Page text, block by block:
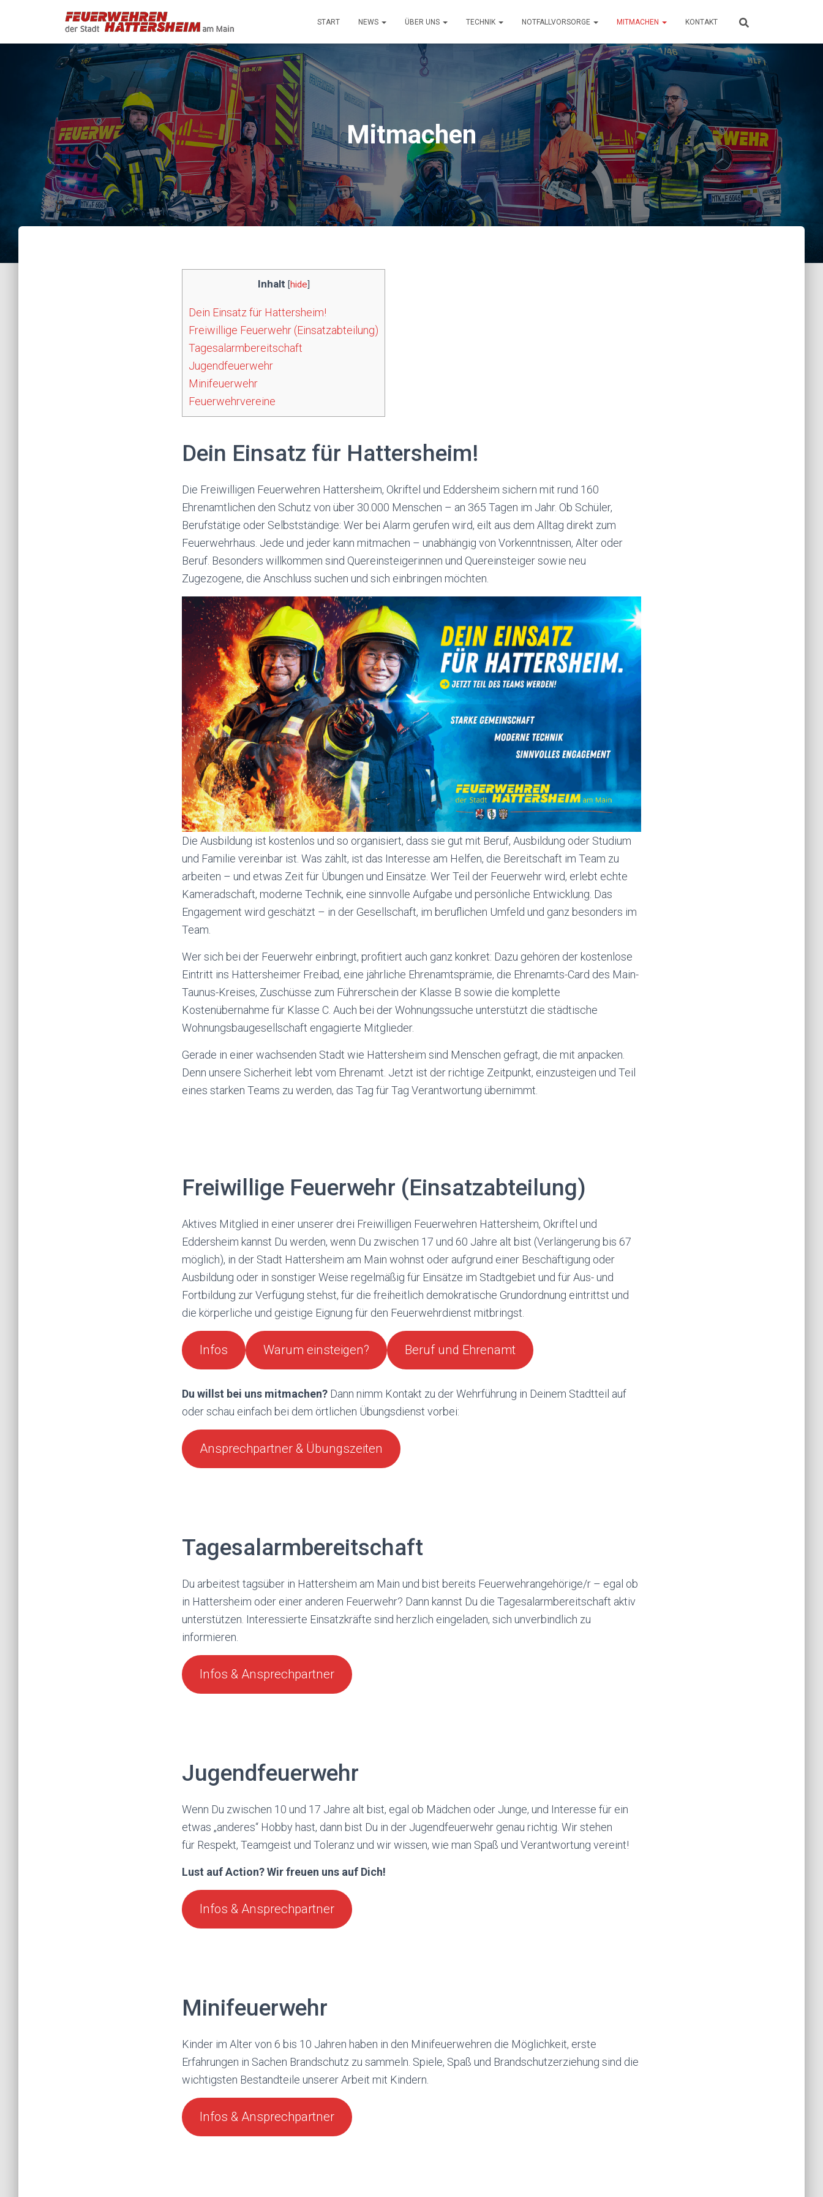
START NEWS ÜBER UNS TECHNIK NOTFALLVORSORGE MITMACHEN KONTAKT
Mitmachen
Inhalt [hide]
Dein Einsatz für Hattersheim!
Freiwillige Feuerwehr (Einsatzabteilung)
Tagesalarmbereitschaft
Jugendfeuerwehr
Minifeuerwehr
Feuerwehrvereine
Dein Einsatz für Hattersheim!
Die Freiwilligen Feuerwehren Hattersheim, Okriftel und Eddersheim sichern mit rund 160
Ehrenamtlichen den Schutz von über 30.000 Menschen – an 365 Tagen im Jahr. Ob Schüler,
Berufstätige oder Selbstständige: Wer bei Alarm gerufen wird, eilt aus dem Alltag direkt zum
Feuerwehrhaus. Jede und jeder kann mitmachen – unabhängig von Vorkenntnissen, Alter oder
Beruf. Besonders willkommen sind Quereinsteigerinnen und Quereinsteiger sowie neu
Zugezogene, die Anschluss suchen und sich einbringen möchten.
Die Ausbildung ist kostenlos und so organisiert, dass sie gut mit Beruf, Ausbildung oder Studium
und Familie vereinbar ist. Was zählt, ist das Interesse am Helfen, die Bereitschaft im Team zu
arbeiten – und etwas Zeit für Übungen und Einsätze. Wer Teil der Feuerwehr wird, erlebt echte
Kameradschaft, moderne Technik, eine sinnvolle Aufgabe und persönliche Entwicklung. Das
Engagement wird geschätzt – in der Gesellschaft, im beruflichen Umfeld und ganz besonders im
Team.
Wer sich bei der Feuerwehr einbringt, profitiert auch ganz konkret: Dazu gehören der kostenlose
Eintritt ins Hattersheimer Freibad, eine jährliche Ehrenamtsprämie, die Ehrenamts-Card des Main-
Taunus-Kreises, Zuschüsse zum Führerschein der Klasse B sowie die komplette
Kostenübernahme für Klasse C. Auch bei der Wohnungssuche unterstützt die städtische
Wohnungsbaugesellschaft engagierte Mitglieder.
Gerade in einer wachsenden Stadt wie Hattersheim sind Menschen gefragt, die mit anpacken.
Denn unsere Sicherheit lebt vom Ehrenamt. Jetzt ist der richtige Zeitpunkt, einzusteigen und Teil
eines starken Teams zu werden, das Tag für Tag Verantwortung übernimmt.
Freiwillige Feuerwehr (Einsatzabteilung)
Aktives Mitglied in einer unserer drei Freiwilligen Feuerwehren Hattersheim, Okriftel und
Eddersheim kannst Du werden, wenn Du zwischen 17 und 60 Jahre alt bist (Verlängerung bis 67
möglich), in der Stadt Hattersheim am Main wohnst oder aufgrund einer Beschäftigung oder
Ausbildung oder in sonstiger Weise regelmäßig für Einsätze im Stadtgebiet und für Aus- und
Fortbildung zur Verfügung stehst, für die freiheitlich demokratische Grundordnung eintrittst und
die körperliche und geistige Eignung für den Feuerwehrdienst mitbringst.
Infos Warum einsteigen? Beruf und Ehrenamt
Du willst bei uns mitmachen? Dann nimm Kontakt zu der Wehrführung in Deinem Stadtteil auf
oder schau einfach bei dem örtlichen Übungsdienst vorbei:
Ansprechpartner & Übungszeiten
Tagesalarmbereitschaft
Du arbeitest tagsüber in Hattersheim am Main und bist bereits Feuerwehrangehörige/r – egal ob
in Hattersheim oder einer anderen Feuerwehr? Dann kannst Du die Tagesalarmbereitschaft aktiv
unterstützen. Interessierte Einsatzkräfte sind herzlich eingeladen, sich unverbindlich zu
informieren.
Infos & Ansprechpartner
Jugendfeuerwehr
Wenn Du zwischen 10 und 17 Jahre alt bist, egal ob Mädchen oder Junge, und Interesse für ein
etwas „anderes“ Hobby hast, dann bist Du in der Jugendfeuerwehr genau richtig. Wir stehen
für Respekt, Teamgeist und Toleranz und wir wissen, wie man Spaß und Verantwortung vereint!
Lust auf Action? Wir freuen uns auf Dich!
Infos & Ansprechpartner
Minifeuerwehr
Kinder im Alter von 6 bis 10 Jahren haben in den Minifeuerwehren die Möglichkeit, erste
Erfahrungen in Sachen Brandschutz zu sammeln. Spiele, Spaß und Brandschutzerziehung sind die
wichtigsten Bestandteile unserer Arbeit mit Kindern.
Infos & Ansprechpartner